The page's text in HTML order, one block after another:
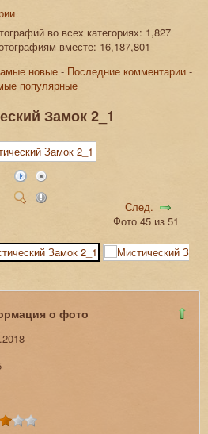
во всех категориях: 1,827
вместе: 16,187,801
новые - Последние комментарии -
популярные
Замок 2_1
След.
Фото 45 из 51
о фото